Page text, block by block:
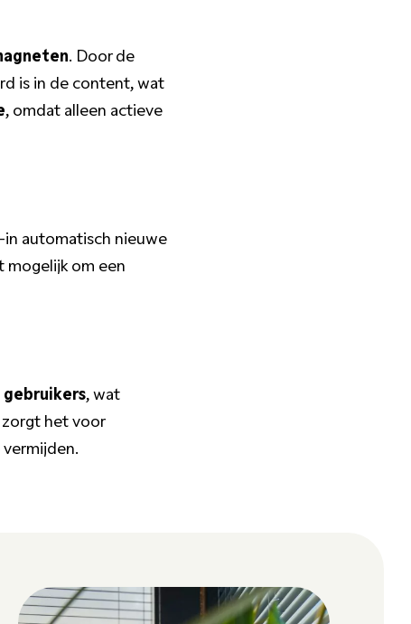
. Door de
is in de content, wat
, omdat alleen actieve
automatisch nieuwe
om een
, wat
het voor